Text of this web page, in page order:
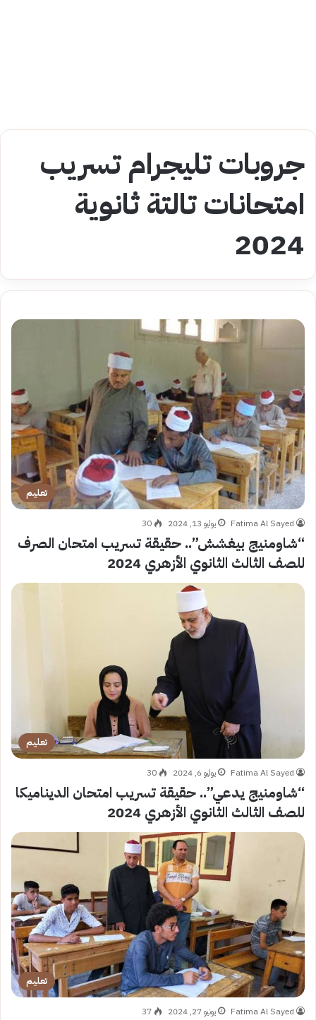
جروبات تليجرام تسريب
امتحانات تالتة ثانوية
2024
تعليم
Fatima Al Sayed يوليو 13, 2024 30
“شاومنيج بيغشش”.. حقيقة تسريب امتحان الصرف
للصف الثالث الثانوي الأزهري 2024
تعليم
Fatima Al Sayed يوليو 6, 2024 30
“شاومنيج يدعي”.. حقيقة تسريب امتحان الديناميكا
للصف الثالث الثانوي الأزهري 2024
تعليم
Fatima Al Sayed يونيو 27, 2024 37